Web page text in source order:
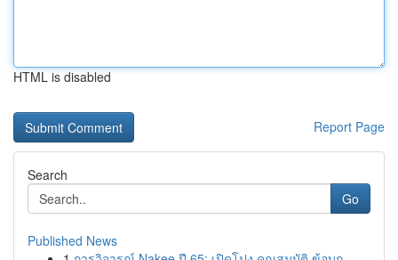
HTML is disabled
Report Page
Search
Go
Published News